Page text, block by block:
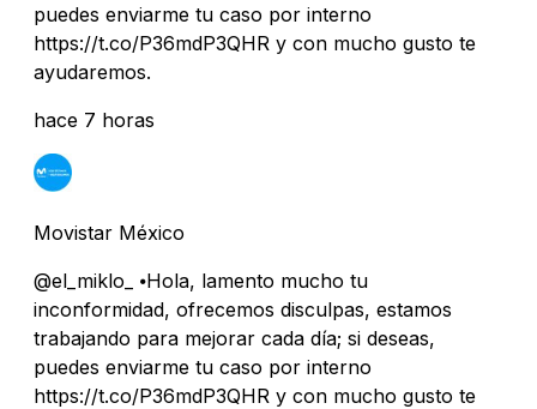
puedes enviarme tu caso por interno
https://t.co/P36mdP3QHR y con mucho gusto te
ayudaremos.
hace 7 horas
Movistar México
@el_miklo_ ⦁Hola, lamento mucho tu
inconformidad, ofrecemos disculpas, estamos
trabajando para mejorar cada día; si deseas,
puedes enviarme tu caso por interno
https://t.co/P36mdP3QHR y con mucho gusto te